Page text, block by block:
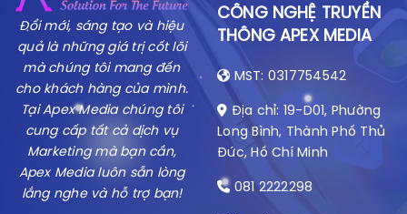
Đổi mới, sáng tạo và hiệu
quả là những giá trị cốt lõi
mà chúng tôi mang đến
cho khách hàng của mình.
Tại Apex Media chúng tôi
cung cấp tất cả dịch vụ
Marketing mà bạn cần,
Apex Media luôn sẵn lòng
lắng nghe và hỗ trợ bạn!
CÔNG NGHỆ TRUYỀN
THÔNG APEX MEDIA
MST: 0317754542
Địa chỉ: 19-D01, Phường
Long Bình, Thành Phố Thủ
Đức, Hồ Chí Minh
081 2222298